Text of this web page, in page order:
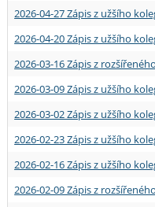
Absolventi fakulty
Vyjíždějící zaměstnanci
2026-04-27 Zápis z užšího
2026-04-20 Zápis z užšího
2026-03-16 Zápis z
2026-03-09 Zápis z užšího
2026-03-02 Zápis z užšího
2026-02-23 Zápis z užšího
2026-02-16 Zápis z užšího
2026-02-09 Zápis z